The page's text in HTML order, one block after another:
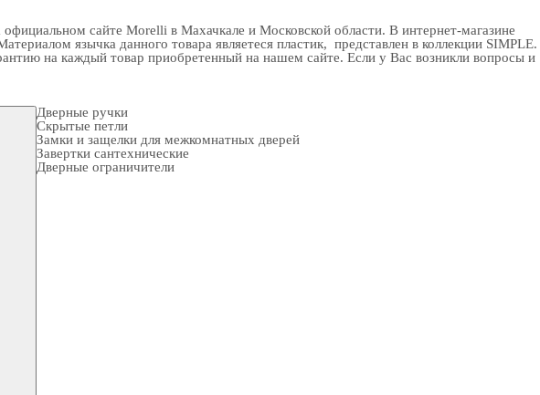
сайте Morelli в Махачкале и Московской области. В интернет-магазине
язычка данного товара являетеся пластик, представлен в коллекции SIMPLE.
на каждый товар приобретенный на нашем сайте. Если у Вас возникли вопросы и
Дверные ручки
Скрытые петли
Замки и защелки для межкомнатных дверей
Завертки сантехнические
Дверные ограничители